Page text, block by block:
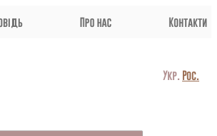
Про нас Контакти
Укр. Рос.